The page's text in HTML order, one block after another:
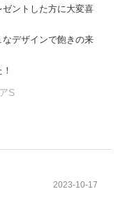
ントした方に大変喜
デザインで飽きの来
S
2023-10-17